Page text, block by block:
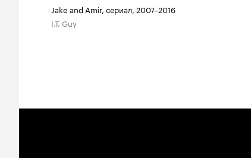
Jake and Amir, сериал, 2007–2016
I.T. Guy